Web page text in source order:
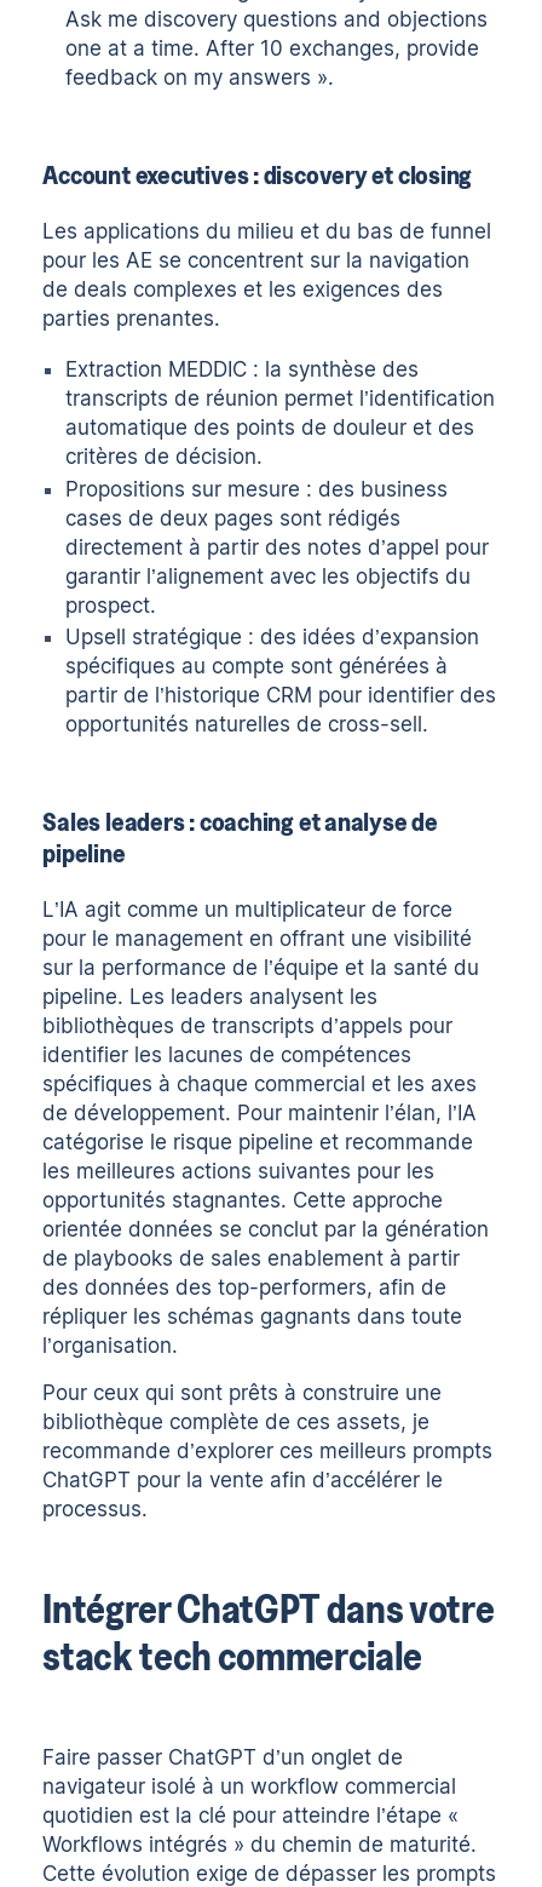
Ask me discovery questions and objections
one at a time. After 10 exchanges, provide
feedback on my answers ».
Account executives : discovery et closing
Les applications du milieu et du bas de funnel
pour les AE se concentrent sur la navigation
de deals complexes et les exigences des
parties prenantes.
Extraction MEDDIC : la synthèse des
transcripts de réunion permet l’identification
automatique des points de douleur et des
critères de décision.
Propositions sur mesure : des business
cases de deux pages sont rédigés
directement à partir des notes d’appel pour
garantir l’alignement avec les objectifs du
prospect.
Upsell stratégique : des idées d’expansion
spécifiques au compte sont générées à
partir de l’historique CRM pour identifier des
opportunités naturelles de cross-sell.
Sales leaders : coaching et analyse de
pipeline
L’IA agit comme un multiplicateur de force
pour le management en offrant une visibilité
sur la performance de l’équipe et la santé du
pipeline. Les leaders analysent les
bibliothèques de transcripts d’appels pour
identifier les lacunes de compétences
spécifiques à chaque commercial et les axes
de développement. Pour maintenir l’élan, l’IA
catégorise le risque pipeline et recommande
les meilleures actions suivantes pour les
opportunités stagnantes. Cette approche
orientée données se conclut par la génération
de playbooks de sales enablement à partir
des données des top-performers, afin de
répliquer les schémas gagnants dans toute
l’organisation.
Pour ceux qui sont prêts à construire une
bibliothèque complète de ces assets, je
recommande d’explorer ces meilleurs prompts
ChatGPT pour la vente afin d’accélérer le
processus.
Intégrer ChatGPT dans votre
stack tech commerciale
Faire passer ChatGPT d’un onglet de
navigateur isolé à un workflow commercial
quotidien est la clé pour atteindre l’étape «
Workflows intégrés » du chemin de maturité.
Cette évolution exige de dépasser les prompts